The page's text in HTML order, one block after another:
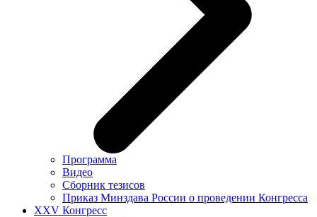
Программа
Видео
Сборник тезисов
Приказ Минздава России о проведении Конгресса
XXV Конгресс